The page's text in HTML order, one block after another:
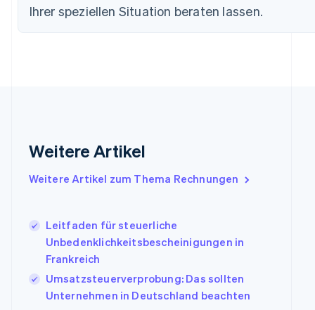
Ihrer speziellen Situation beraten lassen.
Weitere Artikel
Weitere Artikel zum Thema Rechnungen
Leitfaden für steuerliche
Unbedenklichkeitsbescheinigungen in
Frankreich
Umsatzsteuerverprobung: Das sollten
Unternehmen in Deutschland beachten
DeutschEnglish
Estland
Gibraltar
English
Griechenland
English
English
Irland
English
Italien
ItalianoEnglish
Japan